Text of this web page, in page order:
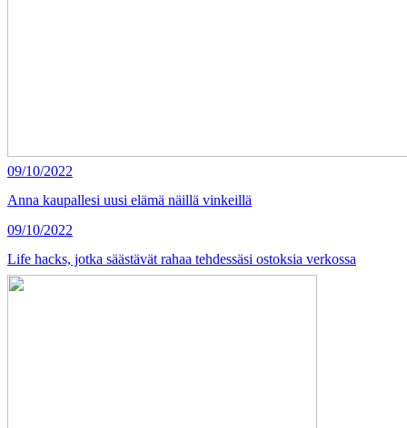
09/10/2022
Anna kaupallesi uusi elämä näillä vinkeillä
09/10/2022
Life hacks, jotka säästävät rahaa tehdessäsi ostoksia verkossa